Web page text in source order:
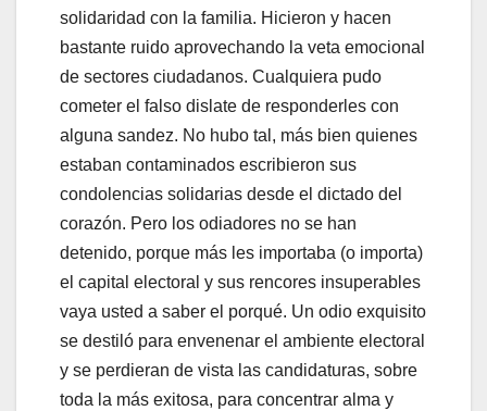
solidaridad con la familia. Hicieron y hacen
bastante ruido aprovechando la veta emocional
de sectores ciudadanos. Cualquiera pudo
cometer el falso dislate de responderles con
alguna sandez. No hubo tal, más bien quienes
estaban contaminados escribieron sus
condolencias solidarias desde el dictado del
corazón. Pero los odiadores no se han
detenido, porque más les importaba (o importa)
el capital electoral y sus rencores insuperables
vaya usted a saber el porqué. Un odio exquisito
se destiló para envenenar el ambiente electoral
y se perdieran de vista las candidaturas, sobre
toda la más exitosa, para concentrar alma y